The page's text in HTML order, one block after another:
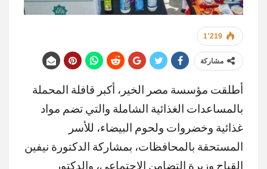
1٬219
مشاركة
أطلقت مؤسسة مصر الخير، أكبر قافلة المحملة
بالمساعدات الغذائية الشاملة والتي تضم مواد
غذائية وخضروات ولحوم البيضاء، للأسر
المستحقة بالمحافظات، بمشاركة الدكتورة نيفين
القباج وزيرة التضامن الاجتماعي، والدكتور